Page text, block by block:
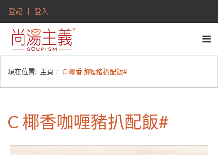
登記 登入
現在位置: 主頁 C 椰香咖喱豬扒配飯#
C 椰香咖喱豬扒配飯#